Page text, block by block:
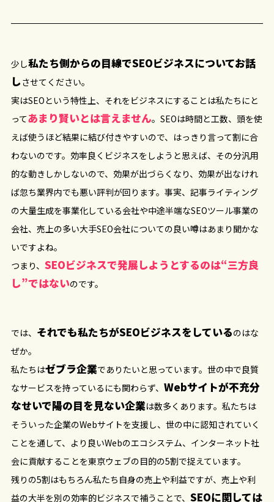
少し私たち側からの目線でSEOビジネスについてお話
しさせてください。
実はSEOという特性上、それをビジネスにすることは私たちにと
ってあまり賢いとは言えません。SEOは時間と工数、頭を使
えば使うほど結果に結び付きやすいので、はっきり言って割に合
わないのです。効率良くビジネスをしようと思えば、その分汎用
的な動きしかしないので、効果が出づらくなり、効果が出なけれ
ば忽ち業界内でも悪い評判が回ります。事実、記事ライティング
の大量生成を事業化している会社や中途半端なSEOツール事業の
会社、売上の多い大手SEO会社についての良い噂はあまり聞かな
いですよね。
つまり、 SEOビジネスで発展しようとするのは“三方良
し”ではないのです。
では、 それでも私たちがSEOビジネスをしているのはな
ぜか。
私たちはゼブラ企業でありたいと思っています。世の中で良質
なサービスを持っているにも関わらず、 Webサイトが不充分
なせいで陽の目を見ない企業は数多くあります。私たちは
そういった企業のWebサイトを支援し、世の中に認知されていく
ことを通して、より良いWebのエコシステム、インターネット社
会に貢献することを東京ウェブの目的の5割で捉えています。
残りの5割はもちろん私たち自身の売上や利益ですが、売上や利
益の大半を別の効率的ビジネスで補うことで、 SEOに関しては